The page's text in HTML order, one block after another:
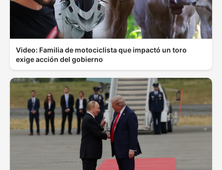
Video: Familia de motociclista que impactó un toro
exige acción del gobierno